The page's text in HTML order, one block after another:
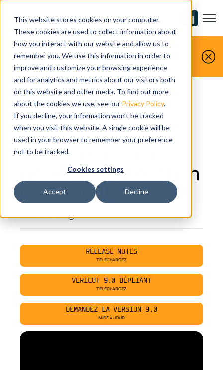
This website stores cookies on your computer.
These cookies are used to collect information about
how you interact with our website and allow us to
remember you. We use this information in order to
improve and customize your browsing experience
and for analytics and metrics about our visitors both
on this website and other media. To find out more
about the cookies we use, see our Privacy Policy.
If you decline, your information won’t be tracked
when you visit this website. A single cookie will be
used in your browser to remember your preference
not to be tracked.
Cookies settings
Accept Decline
Open
NOUS CONTACTER
Vous le réalisez. Nous le simulons.
Réservez votre présentation maintenant
NEWS
Vericut 9.0 – La
Nouvelle Génération
de Vericut
6 MIN READ TIME
RELEASE NOTES
TÉLÉCHARGEZ
VERICUT 9.0 DÉPLIANT
TÉLÉCHARGEZ
DEMANDEZ LA VERSION 9.0
MISE À JOUR